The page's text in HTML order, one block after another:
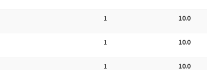
1 10.0
1 10.0
1 10.0